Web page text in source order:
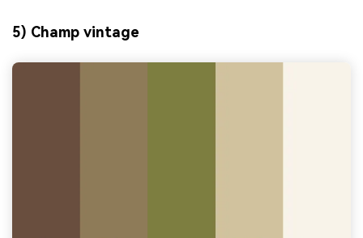
5) Champ vintage